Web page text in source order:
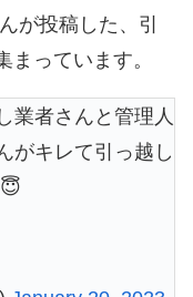
が投稿した、引
っています。
業者さんと管理人
がキレて引っ越し